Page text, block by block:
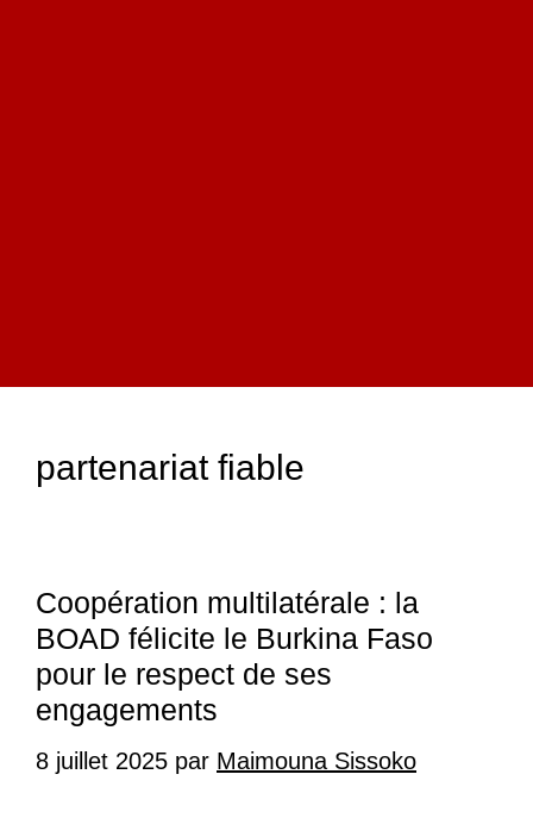
partenariat fiable
Coopération multilatérale : la
BOAD félicite le Burkina Faso
pour le respect de ses
engagements
8 juillet 2025 par Maimouna Sissoko